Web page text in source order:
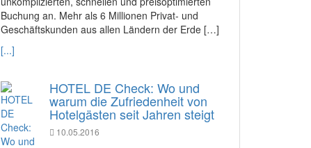
Buchung an. Mehr als 6 Millionen Privat- und
Geschäftskunden aus allen Ländern der Erde […]
[...]
HOTEL DE Check: Wo und
warum die Zufriedenheit von
Hotelgästen seit Jahren steigt
10.05.2016